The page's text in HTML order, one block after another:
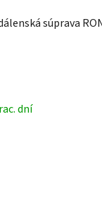
súprava
dní